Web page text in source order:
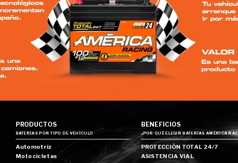
PRODUCTOS
BATERÍAS POR TIPO DE VEHÍCULO
Automotriz
Motocicletas
BENEFICIOS
¿POR QUÉ ELEGIR BATERÍAS AMÉRICA
PROTECCIÓN TOTAL 24/7
ASISTENCIA VIAL